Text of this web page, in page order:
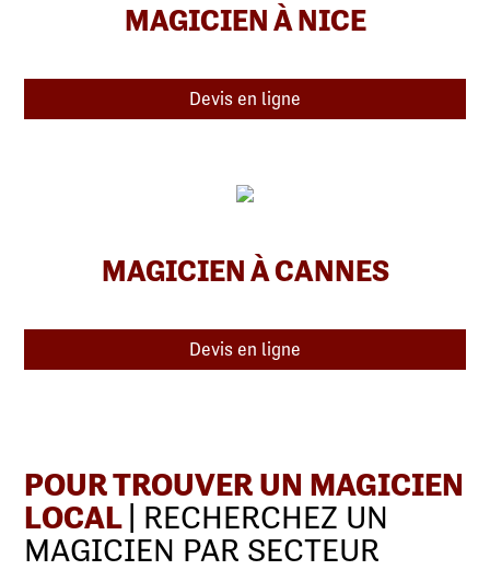
MAGICIEN À NICE
Devis en ligne
MAGICIEN À CANNES
Devis en ligne
POUR TROUVER UN MAGICIEN
LOCAL | RECHERCHEZ UN
MAGICIEN PAR SECTEUR